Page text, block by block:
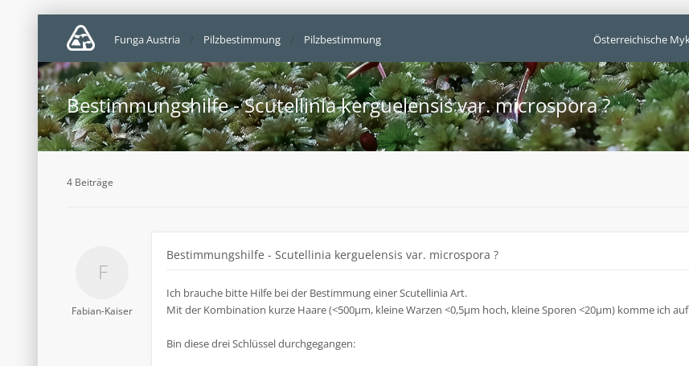
Österreichische
Funga Austria Pilzbestimmung Pilzbestimmung
Bestimmungshilfe - Scutellinia kerguelensis var. microspora ?
4 Beiträge
Fabian-Kaiser
Bestimmungshilfe - Scutellinia kerguelensis var. microspora ?
Ich brauche bitte Hilfe bei der Bestimmung einer Scutellinia Art.
Mit der Kombination kurze Haare (<500µm, kleine Warzen <0,5µm hoch, kleine Sporen <20µm) komme ich
Bin diese drei Schlüssel durchgegangen: